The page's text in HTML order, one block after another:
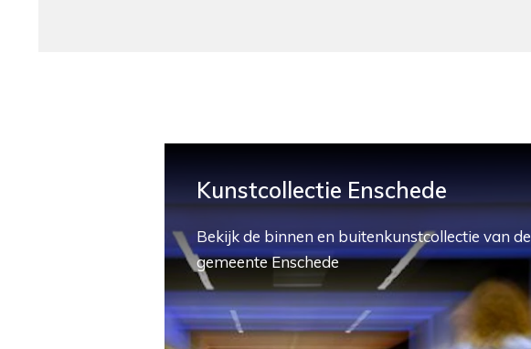
Kunstcollectie Enschede
Bekijk de binnen en buitenkunstcollectie van de
gemeente Enschede